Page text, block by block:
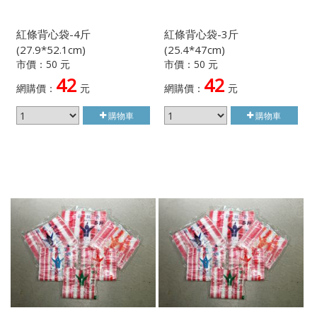
紅條背心袋-4斤
(27.9*52.1cm)
市價：50 元
網購價： 42 元
購物車
紅條背心袋-3斤
(25.4*47cm)
市價：50 元
網購價： 42 元
購物車